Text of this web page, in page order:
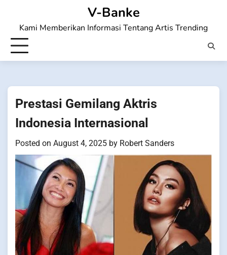
content
V-Banke
Kami Memberikan Informasi Tentang Artis Trending
Prestasi Gemilang Aktris
Indonesia Internasional
Posted on August 4, 2025 by Robert Sanders